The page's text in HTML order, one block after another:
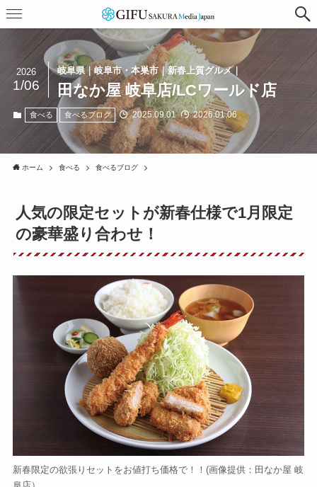
岐阜県｜岐阜市・本巣市｜新春上質グルメ｜
田なか屋 岐阜店/LCワールド店
2026
1/06
食べる 食べるブログ 2025.09.01 2026.01.06
ホーム 食べる 食べるブログ
人気の限定セットが新春仕様で1月限定
の豪華盛り合わせ！
新春限定の欲張りセットをお値打ち価格で！！(画像提供：田なか屋 岐